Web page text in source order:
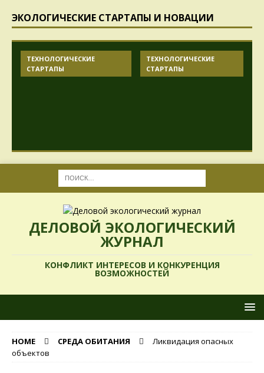
ЭКОЛОГИЧЕСКИЕ СТАРТАПЫ И НОВАЦИИ
ТЕХНОЛОГИЧЕСКИЕ
СТАРТАПЫ
ТЕХНОЛОГИЧЕСКИЕ
СТАРТАПЫ
ДЕЛОВОЙ ЭКОЛОГИЧЕСКИЙ
ЖУРНАЛ
КОНФЛИКТ ИНТЕРЕСОВ И КОНКУРЕНЦИЯ
ВОЗМОЖНОСТЕЙ
HOME СРЕДА ОБИТАНИЯ
Ликвидация опасных
объектов